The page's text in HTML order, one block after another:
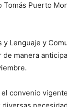
Puerto
Lenguaje y
manera
convenio